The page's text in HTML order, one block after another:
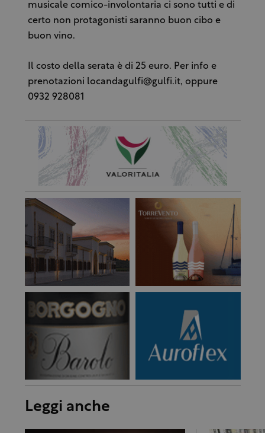
musicale comico-involontaria ci sono tutti e di
certo non protagonisti saranno buon cibo e
buon vino.
Il costo della serata è di 25 euro. Per info e
prenotazioni locandagulfi@gulfi.it, oppure
0932 928081
Leggi anche